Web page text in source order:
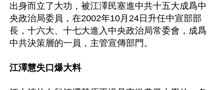
出身而立了大功，被江澤民塞進中共十五大成爲中
央政治局委員，在2002年10月24日升任中宣部部
長，十六大、十七大進入中央政治局常委會，成爲
中共決策層的一員，主管宣傳部門。
江澤慧失口爆大料